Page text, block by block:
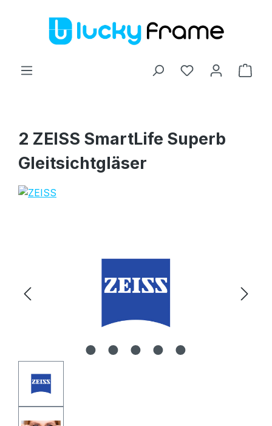
Zum Hauptinhalt springen
2 ZEISS SmartLife Superb
Gleitsichtgläser